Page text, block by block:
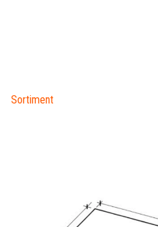
Sortiment